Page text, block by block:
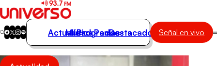
Actualidad
Actualidad
Música
Programas
Podcasts
Destacados Señal en vivo